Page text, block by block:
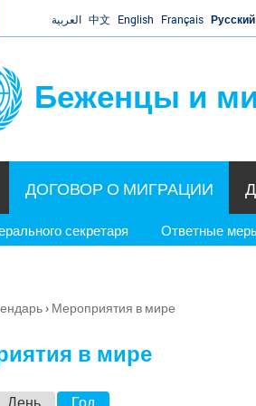
العربية 中文 English Français Русский
Беженцы и
ДОГОВОР О МИГРАЦИИ
секретаря Ответные
› Мероприятия в мире
в мире